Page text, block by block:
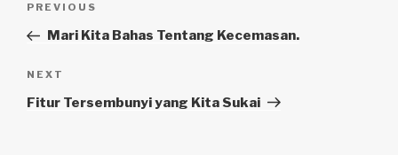
Previous
Post
PREVIOUS
Mari Kita Bahas Tentang Kecemasan.
Next
Post
NEXT
Fitur Tersembunyi yang Kita Sukai